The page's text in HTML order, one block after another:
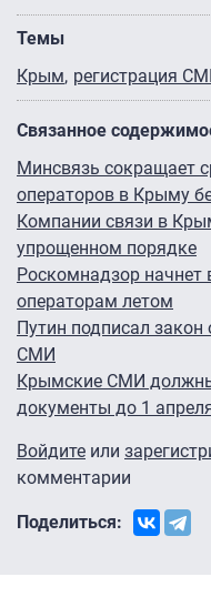
Темы
Крым регистрация
Связанное
Минсвязь сокращает
операторов в Крыму
Компании связи в
упрощенном порядке
Роскомнадзор
операторам летом
Путин подписал
СМИ
Крымские СМИ
документы до 1
Войдите или
комментарии
Поделиться: